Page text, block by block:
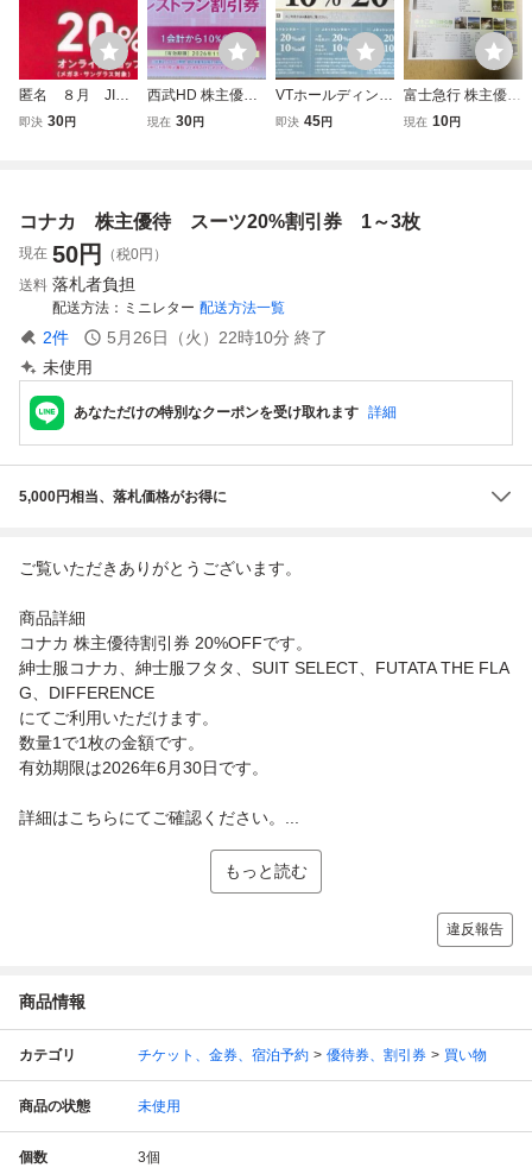
匿名 ８月 JINS
オンライン限定ク
ス
即決 30円
西武HD 株主優待
レストラン割引券
現在 30円
VTホールディング
ス株主優待券 Jネ
即決 45円
富士急行 株主優待
株主ご優待割引
現在 10円
コナカ 株主優待 スーツ20%割引券 1～3枚
現在 50円
（税0円）
送料 落札者負担
配送方法 ミニレター 配送方法一覧
2件 5月26日（火）22時10分 終了
未使用
あなただけの特別なクーポンを受け取れます 詳細
5,000円相当、落札価格がお得に
ご覧いただきありがとうございます。
商品詳細
コナカ 株主優待割引券 20%OFFです。
紳士服コナカ、紳士服フタタ、SUIT SELECT、FUTATA THE FLA
G、DIFFERENCE
にてご利用いただけます。
数量1で1枚の金額です。
有効期限は2026年6月30日です。
詳細はこちらにてご確認ください。...
もっと読む
違反報告
商品情報
カテゴリ チケット、金券、宿泊予約 優待券、割引券 買い物
商品の状態 未使用
個数 3個